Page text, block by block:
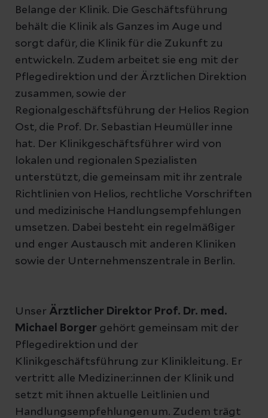
Belange der Klinik. Die Geschäftsführung
behält die Klinik als Ganzes im Auge und
sorgt dafür, die Klinik für die Zukunft zu
entwickeln. Zudem arbeitet sie eng mit der
Pflegedirektion und der Ärztlichen Direktion
zusammen, sowie der
Regionalgeschäftsführung der Helios Region
Ost, die Prof. Dr. Sebastian Heumüller inne
hat. Der Klinikgeschäftsführer wird von
lokalen und regionalen Spezialisten
unterstützt, die gemeinsam mit ihr zentrale
Richtlinien von Helios, rechtliche Vorschriften
und medizinische Handlungsempfehlungen
umsetzen. Dabei besteht ein regelmäßiger
und enger Austausch mit anderen Kliniken
sowie der Unternehmenszentrale in Berlin.
Unser Ärztlicher Direktor Prof. Dr. med.
Michael Borger gehört gemeinsam mit der
Pflegedirektion und der
Klinikgeschäftsführung zur Klinikleitung. Er
vertritt alle Mediziner:innen der Klinik und
setzt mit ihnen aktuelle Leitlinien und
Handlungsempfehlungen um. Zudem trägt